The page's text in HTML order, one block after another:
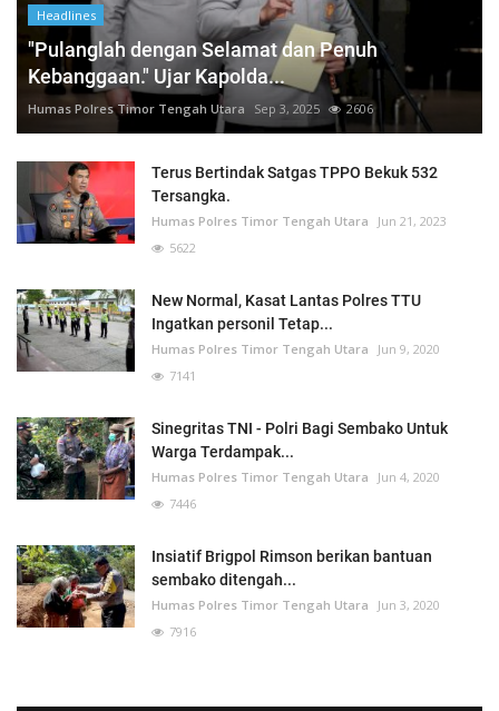
Headlines
"Pulanglah dengan Selamat dan Penuh
Kebanggaan." Ujar Kapolda...
Humas Polres Timor Tengah Utara Sep 3, 2025 2606
Terus Bertindak Satgas TPPO Bekuk 532
Tersangka.
Humas Polres Timor Tengah Utara
Jun 21, 2023
5622
New Normal, Kasat Lantas Polres TTU
Ingatkan personil Tetap...
Humas Polres Timor Tengah Utara
Jun 9, 2020
7141
Sinegritas TNI - Polri Bagi Sembako Untuk
Warga Terdampak...
Humas Polres Timor Tengah Utara
Jun 4, 2020
7446
Insiatif Brigpol Rimson berikan bantuan
sembako ditengah...
Humas Polres Timor Tengah Utara
Jun 3, 2020
7916